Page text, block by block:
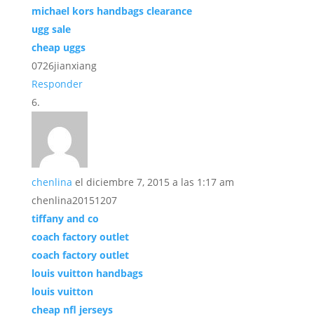
michael kors handbags clearance
ugg sale
cheap uggs
0726jianxiang
Responder
chenlina el diciembre 7, 2015 a las 1:17 am
chenlina20151207
tiffany and co
coach factory outlet
coach factory outlet
louis vuitton handbags
louis vuitton
cheap nfl jerseys